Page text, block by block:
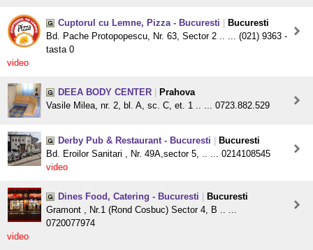
Cuptorul cu Lemne, Pizza - Bucuresti
Bucuresti
Bd. Pache Protopopescu, Nr. 63, Sector 2 .. ... (021) 9363 -
tasta 0
video
DEEA BODY CENTER
Prahova
Vasile Milea, nr. 2, bl. A, sc. C, et. 1 .. ... 0723.882.529
Derby Pub & Restaurant - Bucuresti
Bucuresti
Bd. Eroilor Sanitari , Nr. 49A,sector 5, .. ... 0214108545
video
Dines Food, Catering - Bucuresti
Bucuresti
Gramont , Nr.1 (Rond Cosbuc) Sector 4, B .. ...
0720077974
video